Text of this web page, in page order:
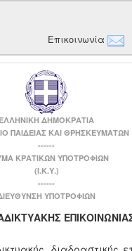
Επικοινωνία
ΕΛΛΗΝΙΚΗ ΔΗΜΟΚΡΑΤΙΑ
ΠΑΙΔΕΙΑΣ ΚΑΙ ΘΡΗΣΚΕΥΜΑΤΩΝ
------
ΚΡΑΤΙΚΩΝ ΥΠΟΤΡΟΦΙΩΝ
(Ι.Κ.Υ.)
------
ΥΠΟΤΡΟΦΙΩΝ